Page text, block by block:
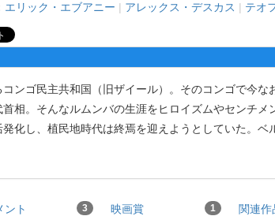
エリック・エブアニー | アレックス・デスカス | テオ
ンゴ民主共和国（旧ザイール）。そのコンゴで今な
相。そんなルムンバの生涯をヒロイズムやセンチ
化し、植民地時代は終焉を迎えようとしていた。
ント 3 映画賞 1 関連作